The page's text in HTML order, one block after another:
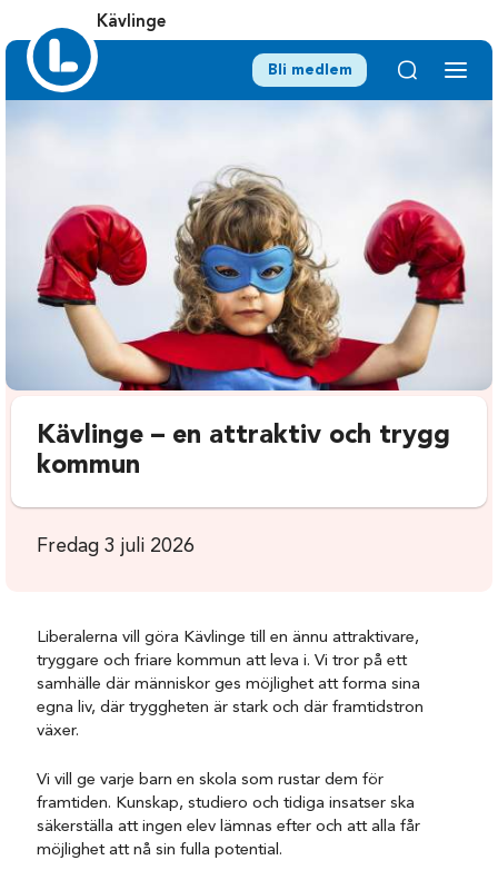
Kävlinge
Bli medlem
Kävlinge – en attraktiv och trygg
kommun
Fredag 3 juli 2026
Liberalerna vill göra Kävlinge till en ännu attraktivare,
tryggare och friare kommun att leva i. Vi tror på ett
samhälle där människor ges möjlighet att forma sina
egna liv, där tryggheten är stark och där framtidstron
växer.
Vi vill ge varje barn en skola som rustar dem för
framtiden. Kunskap, studiero och tidiga insatser ska
säkerställa att ingen elev lämnas efter och att alla får
möjlighet att nå sin fulla potential.